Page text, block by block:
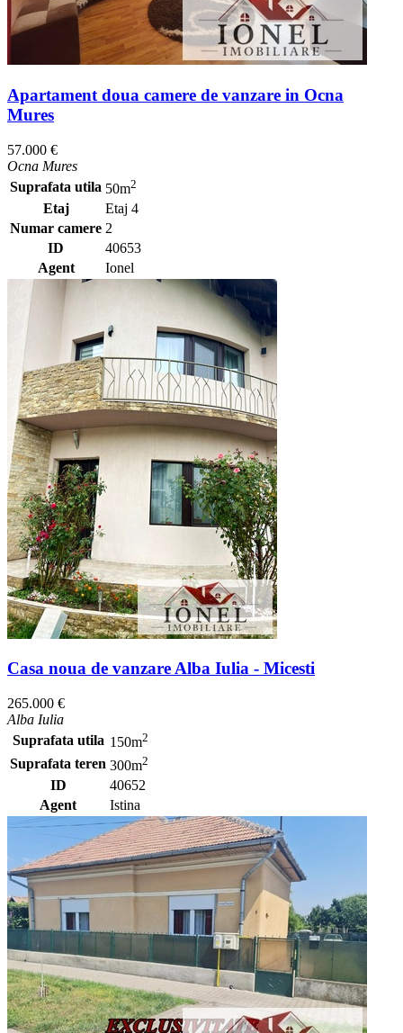
Apartament doua camere de vanzare in Ocna
Mures
57.000 €
Ocna Mures
Suprafata utila 50m2
Etaj
Etaj 4
Numar camere 2
ID
40653
Agent
Ionel
Casa noua de vanzare Alba Iulia - Micesti
265.000 €
Alba Iulia
Suprafata utila 150m2
Suprafata teren 300m2
ID
40652
Agent
Istina